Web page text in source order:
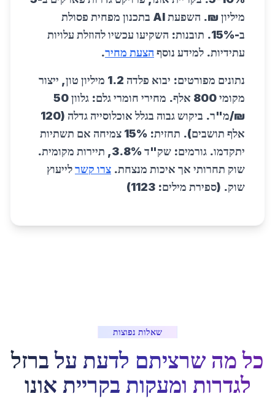
מיליון ₪. השפעת AI בתכנון מפחית פסולת
ב-15%. תובנות: השקיעו עכשיו להוזלת עלויות
עתידיות. למידע נוסף הצעת מחיר.
נתונים מפורטים: יבוא פלדה 1.2 מיליון טון, ייצור
מקומי 800 אלף. מחירי חומרי גלם: גלוון 50
₪/מ"ר. ביקוש גבוה בגלל אוכלוסייה גדלה (120
אלף תושבים). תחזית: 15% צמיחה אם תשתיות
יתקדמו. גורמים: שק"ד 3.8%, תיירות מקומית.
שוק תחרותי אך איכות מנצחת. צרו קשרלייעוץ
שוק. (ספירת מילים: 1123)
שאלות נפוצות
כל מה שרציתם לדעת על ברזל
לגדרות ומעקות בקריית אונו